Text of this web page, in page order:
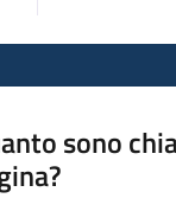
sono